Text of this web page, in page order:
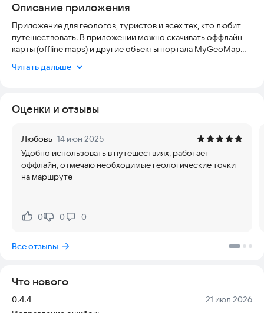
Описание приложения
Приложение для геологов, туристов и всех тех, кто любит
путешествовать. В приложении можно скачивать оффлайн
карты (offline maps) и другие объекты портала MyGeoMap
треки (geojson, kml, gpx) и создавать собственные маршруты
MyGeoMap — экспертная научно-аналитическая платформа
энергетического комплекса.
https://www.mygeomap.ru/
Читать дальше
Оценки и отзывы
Любовь 14 июн 2025
Удобно использовать в путешествиях, работает
оффлайн, отмечаю необходимые геологические точки
на маршруте
Нравится:
0Не нравится:
0 0
Все отзывы
Что нового
Версия:
0.4.4 Дата:
21 июл 2026